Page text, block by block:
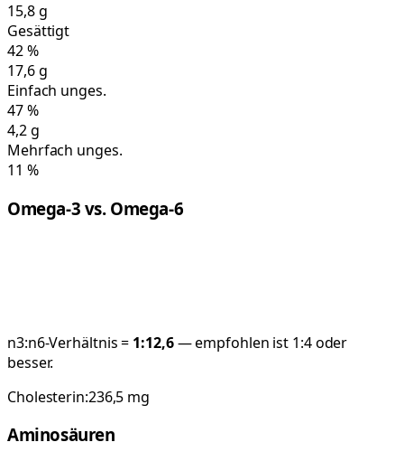
15,8g
Gesättigt
42%
17,6g
Einfach unges.
47%
4,2g
Mehrfach unges.
11 %
Omega-3 vs. Omega-6
n3:n6-Verhältnis = 1:12,6— empfohlen ist 1:4 oder
besser.
Cholesterin:236,5 mg
Aminosäuren